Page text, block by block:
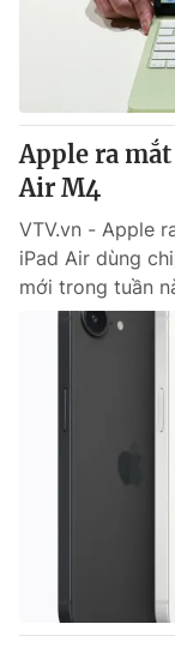
Thế giới đó đây
Câu chuyện quốc
Kinh tế
Thị trường
Góc doanh
Dữ liệu và đời
Truyền hình
Phim VTV
Hậu trường
Nhân vật
Giải sao mai
Giải trí
Điện ảnh
Âm nhạc
Đời sống
Làm đẹp
Công nghệ
Hitech Công
Tư vấn
Apple ra
Air M4
VTV.vn - Apple
iPad Air dùng
mới trong tuần